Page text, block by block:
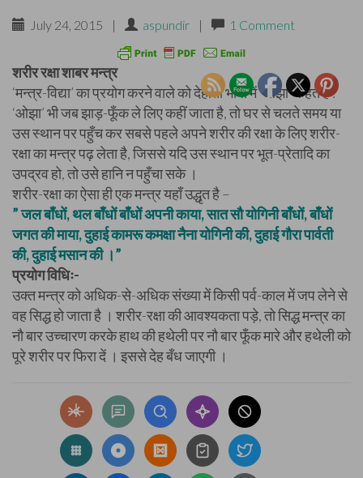
July 24, 2015 | aspundir | 1 Comment
शरीर रक्षा शाबर मन्त्र
‘मन्त्र-विद्या’ का प्रयोग करने वाले को देहाती भाषा में ‘ओझा’ कहते हैं :
‘ओझा’ भी जब झाड़-फूँक ले लिए कहीं जाता है, तो घर से चलते समय या
उस स्थान पर पहुँच कर सबसे पहले अपने शरीर की रक्षा के लिए शरीर-
रक्षा का मन्त्र पढ़ लेता है, जिससे यदि उस स्थान पर भूत-प्रेतादि का
उपद्रव हो, तो उसे हानि न पहुँचा सके ।
शरीर-रक्षा का ऐसा ही एक मन्त्र यहाँ उद्धृत है –
” जल बाँधों, थल बाँधों बाँधों अपनी काया, सात सौ योगिनी बाँधों, बाँधों
जगत की माया, दुहाई कामरू कमक्षा नैना योगिनी की, दुहाई गौरा पार्वती
की, दुहाई मसान की ।”
प्रयोग विधिः-
उक्त मन्त्र को अधिक-से-अधिक संख्या में किसी पर्व-काल में जप लेने से
वह सिद्ध हो जाता है । शरीर-रक्षा की आवश्यकता पड़े, तो सिद्ध मन्त्र का
नौ बार उच्चारण करके हाथ की हथेली पर नौ बार फूँक मारे और हथेली को
पूरे शरीर पर फिरा दें । इससे देह बँध जाएगी ।